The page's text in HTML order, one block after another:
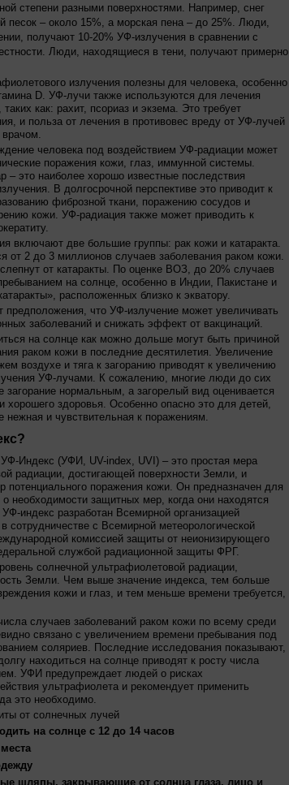
степени разными поверхностями. Например, снег
песок – около 15%, а морская пена – до 25%. Люди,
получают 10-20% УФ-излучения в сравнении с
Люди, находящиеся в тени, получают примерно
излучения полезны для человека, особенно
D. УФ-лучи также используются для лечения
как: рахит, псориаз и экзема. Это требует
и польза от лечения в противовес вреду от УФ-лучей
человека под воздействием УФ-радиации может
поражения кожи, глаз, иммунной системы.
– это наиболее хорошо известные последствия
В долгосрочной перспективе это приводит к
фиброзной ткани, поражению сосудов и
кожи. УФ-радиация также может приводить к
включают две большие группы: рак кожи и катаракта.
от 2 до 3 миллионов случаев заболевания раком кожи.
от катаракты. По оценке ВОЗ, до 20% случаев
на солнце, особенно в Индии, Пакистане и
расположенных близко к экватору.
предположения, что УФ-излучение может увеличивать
заболеваний и снижать эффект от вакцинаций.
на солнце как можно дольше могут быть причиной
раком кожи в последние десятилетия. Увеличение
воздухе и тяга к загоранию приводят к увеличению
УФ-лучами. К сожалению, многие люди до сих
загорание нормальным, а загорелый вид оценивается
и хорошего здоровья. Особенно опасно это для детей,
нежная и чувствительная к поражениям.
Индекс (УФИ, UV-index, UVI) – это простая мера
радиации, достигающей поверхности Земли, и
потенциального поражения кожи. Он предназначен для
необходимости защитных мер, когда они находятся
индекс разработан Всемирной организацией
сотрудничестве с Всемирной метеорологической
комиссией защиты от неионизирующего
службой радиационной защиты ФРГ.
солнечной ультрафиолетовой радиации,
Земли. Чем выше значение индекса, тем больше
кожи и глаз, и тем меньше времени требуется,
случаев заболеваний раком кожи по всему среди
связано с увеличением времени пребывания под
соляриев. Последние исследования показывают,
находиться на солнце приводят к росту числа
УФИ предупреждает людей о рисках
ультрафиолета и рекомендует применить
это необходимо.
от солнечных лучей
на солнце с 12 до 14 часов
шляпы, закрывающие от солнца глаза, лицо и